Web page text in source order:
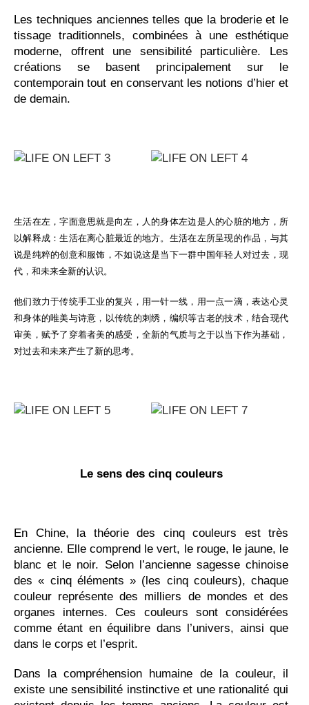
Les techniques anciennes telles que la broderie et le
tissage traditionnels, combinées à une esthétique
moderne, offrent une sensibilité particulière. Les
créations se basent principalement sur le
contemporain tout en conservant les notions d’hier et
de demain.
生活在左，字面意思就是向左，人的身体左边是人的心脏的地方，所
以解释成：生活在离心脏最近的地方。生活在左所呈现的作品，与其
说是纯粹的创意和服饰，不如说这是当下一群中国年轻人对过去，现
代，和未来全新的认识。
他们致力于传统手工业的复兴，用一针一线，用一点一滴，表达心灵
和身体的唯美与诗意，以传统的刺绣，编织等古老的技术，结合现代
审美，赋予了穿着者美的感受，全新的气质与之于以当下作为基础，
对过去和未来产生了新的思考。
Le sens des cinq couleurs
En Chine, la théorie des cinq couleurs est très
ancienne. Elle comprend le vert, le rouge, le jaune, le
blanc et le noir. Selon l’ancienne sagesse chinoise
des « cinq éléments » (les cinq couleurs), chaque
couleur représente des milliers de mondes et des
organes internes. Ces couleurs sont considérées
comme étant en équilibre dans l’univers, ainsi que
dans le corps et l’esprit.
Dans la compréhension humaine de la couleur, il
existe une sensibilité instinctive et une rationalité qui